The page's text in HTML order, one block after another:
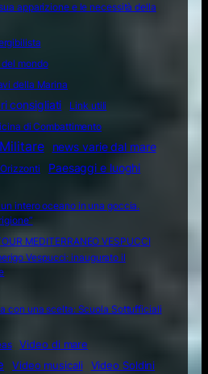
apparizione e le necessità della
mondo
della Marina
consigliati Link utili
di Combattimento
news varie dal mare
Paesaggi e luoghi
intero oceano in una goccia.
MEDITERRANEO VESPUCCI
Vespucci: inaugurato il
con una scelta: Scuola Sottufficiali
Video di mare
Video musicali
Video Soldini